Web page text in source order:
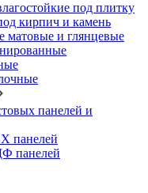
под плитку
кирпич и камень
и глянцевые
панелей и
панелей
панелей